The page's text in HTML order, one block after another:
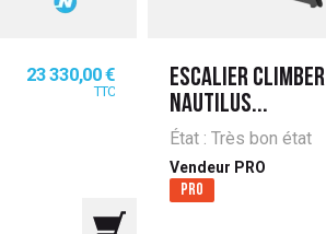
Prix
23 330,00 €
TTC
ESCALIER CLIMBER
NAUTILUS...
État : Très bon état
Vendeur PRO
Pro